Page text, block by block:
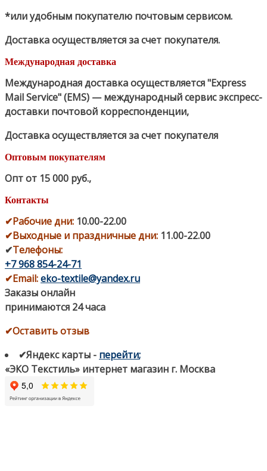
*или удобным покупателю почтовым сервисом.
Доставка осуществляется за счет покупателя.
Международная доставка
Международная доставка осуществляется "Express
Mail Service" (EMS) — международный сервис экспресс-
доставки почтовой корреспонденции,
Доставка осуществляется за счет покупателя
Оптовым покупателям
Опт от 15 000 руб.,
Контакты
✔Рабочие дни: 10.00-22.00
✔Выходные и праздничные дни: 11.00-22.00
✔Телефоны:
+7 968 854-24-71
✔Email:eko-textile@yandex.ru
Заказы онлайн
принимаются 24 часа
✔Оставить отзыв
✔Яндекс карты - перейти;
«ЭКО Текстиль» интернет магазин г. Москва